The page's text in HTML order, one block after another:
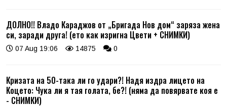
ДОЛНО!! Владо Караджов от „Бригада Нов дом“ заряза жена
си, заради друга! (ето как изригна Цвети + СНИМКИ)
07 Aug 19:06 14875 0
Кризата на 50-така ли го удари?! Надя издра лицето на
Коцето: Чука ли я тая голата, бе?! (няма да повярвате коя е
- СНИМКИ)